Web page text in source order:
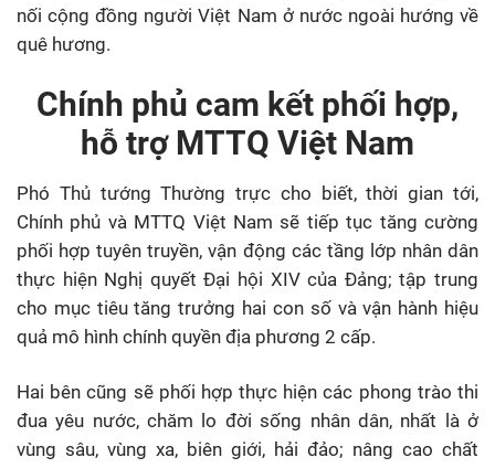
nối cộng đồng người Việt Nam ở nước ngoài hướng về
quê hương.
Chính phủ cam kết phối hợp,
hỗ trợ MTTQ Việt Nam
Phó Thủ tướng Thường trực cho biết, thời gian tới,
Chính phủ và MTTQ Việt Nam sẽ tiếp tục tăng cường
phối hợp tuyên truyền, vận động các tầng lớp nhân dân
thực hiện Nghị quyết Đại hội XIV của Đảng; tập trung
cho mục tiêu tăng trưởng hai con số và vận hành hiệu
quả mô hình chính quyền địa phương 2 cấp.
Hai bên cũng sẽ phối hợp thực hiện các phong trào thi
đua yêu nước, chăm lo đời sống nhân dân, nhất là ở
vùng sâu, vùng xa, biên giới, hải đảo; nâng cao chất